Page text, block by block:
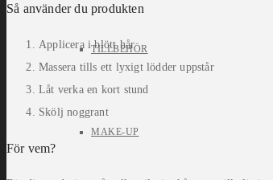
TILLBEHÖR
MAKE-UP
Så använder du produkten
Applicera i blött hår
Massera tills ett lyxigt lödder uppstår
Låt verka en kort stund
Skölj noggrant
För vem?